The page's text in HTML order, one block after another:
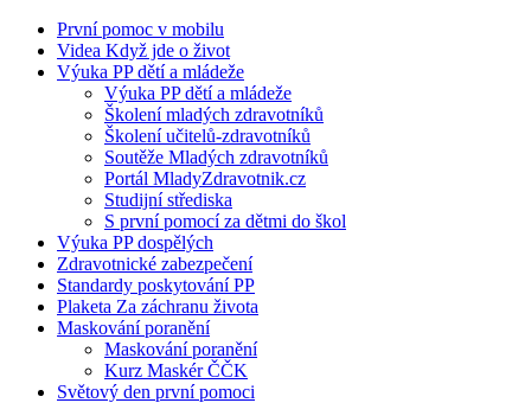
První pomoc v mobilu
Videa Když jde o život
Výuka PP dětí a mládeže
Výuka PP dětí a mládeže
Školení mladých zdravotníků
Školení učitelů-zdravotníků
Soutěže Mladých zdravotníků
Portál MladyZdravotnik.cz
Studijní střediska
S první pomocí za dětmi do škol
Výuka PP dospělých
Zdravotnické zabezpečení
Standardy poskytování PP
Plaketa Za záchranu života
Maskování poranění
Maskování poranění
Kurz Maskér ČČK
Světový den první pomoci